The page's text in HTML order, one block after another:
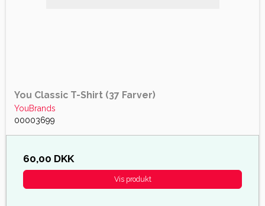
You Classic T-Shirt (37 Farver)
YouBrands
00003699
60,00 DKK
Vis produkt